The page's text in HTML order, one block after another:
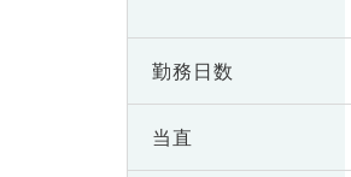
勤務日数
当直